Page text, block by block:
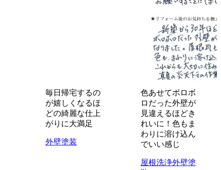
毎日帰宅するの
が嬉しくなるほ
どの綺麗な仕上
がりに大満足
外壁塗装
色あせてボロボ
ロだった外壁が
見違えるほどき
れいに！色もま
わりに溶け込ん
でいい感じ
屋根洗浄外壁塗